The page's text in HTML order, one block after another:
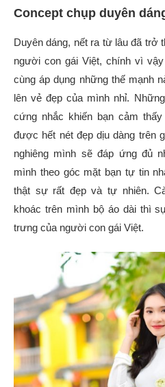
Concept chụp duyên
Duyên dáng, nết ra từ lâu đã trở
người con gái Việt, chính vì
cùng áp dụng những thế mạnh
lên vẻ đẹp của mình nhỉ.
cứng nhắc khiến bạn cảm
được hết nét đẹp dịu dàng trên
nghiêng mình sẽ đáp ứng đủ
mình theo góc mặt bạn tự tin
thật sự rất đẹp và tự nhiên.
khoác trên mình bộ áo dài thì
trưng của người con gái Việt.